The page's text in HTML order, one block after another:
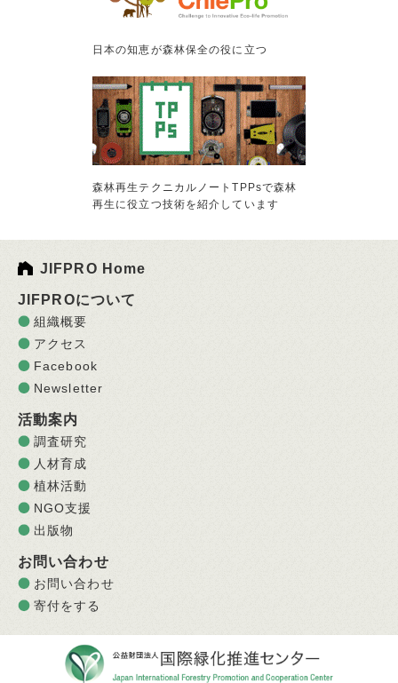
日本の知恵が森林保全の役に立つ
森林再生テクニカルノートTPPsで森林
再生に役立つ技術を紹介しています
JIFPRO Home
JIFPROについて
組織概要
アクセス
Facebook
Newsletter
活動案内
調査研究
人材育成
植林活動
NGO支援
出版物
お問い合わせ
お問い合わせ
寄付をする